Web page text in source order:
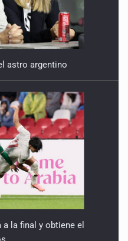
astro argentino
a la final y obtiene el